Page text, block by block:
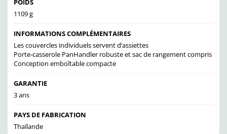
POIDS
1109 g
INFORMATIONS COMPLÉMENTAIRES
Les couvercles individuels servent d’assiettes
Porte-casserole PanHandler robuste et sac de rangement compris
Conception emboîtable compacte
GARANTIE
3 ans
PAYS DE FABRICATION
Thaïlande